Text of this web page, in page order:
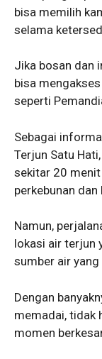
bisa memilih
selama
Jika bosan dan
bisa
seperti
Sebagai
Terjun Satu
sekitar 20
perkebunan dan
Namun,
lokasi air terjun
sumber air
Dengan
memadai, tidak
momen